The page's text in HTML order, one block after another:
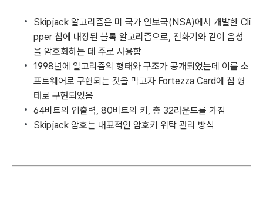
Skipjack 알고리즘은 미 국가 안보국(NSA)에서 개발한 Cli
pper 칩에 내장된 블록 알고리즘으로, 전화기와 같이 음성
을 암호화하는 데 주로 사용함
1998년에 알고리즘의 형태와 구조가 공개되었는데 이를 소
프트웨어로 구현되는 것을 막고자 Fortezza Card에 칩 형
태로 구현되었음
64비트의 입출력, 80비트의 키, 총 32라운드를 가짐
Skipjack 암호는 대표적인 암호키 위탁 관리 방식